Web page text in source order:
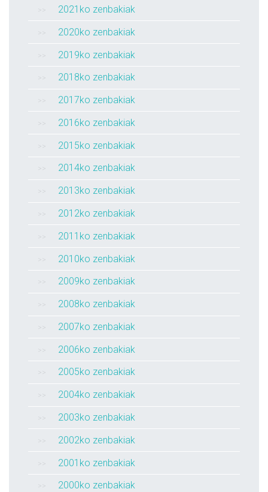
2021ko zenbakiak
2020ko zenbakiak
2019ko zenbakiak
2018ko zenbakiak
2017ko zenbakiak
2016ko zenbakiak
2015ko zenbakiak
2014ko zenbakiak
2013ko zenbakiak
2012ko zenbakiak
2011ko zenbakiak
2010ko zenbakiak
2009ko zenbakiak
2008ko zenbakiak
2007ko zenbakiak
2006ko zenbakiak
2005ko zenbakiak
2004ko zenbakiak
2003ko zenbakiak
2002ko zenbakiak
2001ko zenbakiak
2000ko zenbakiak